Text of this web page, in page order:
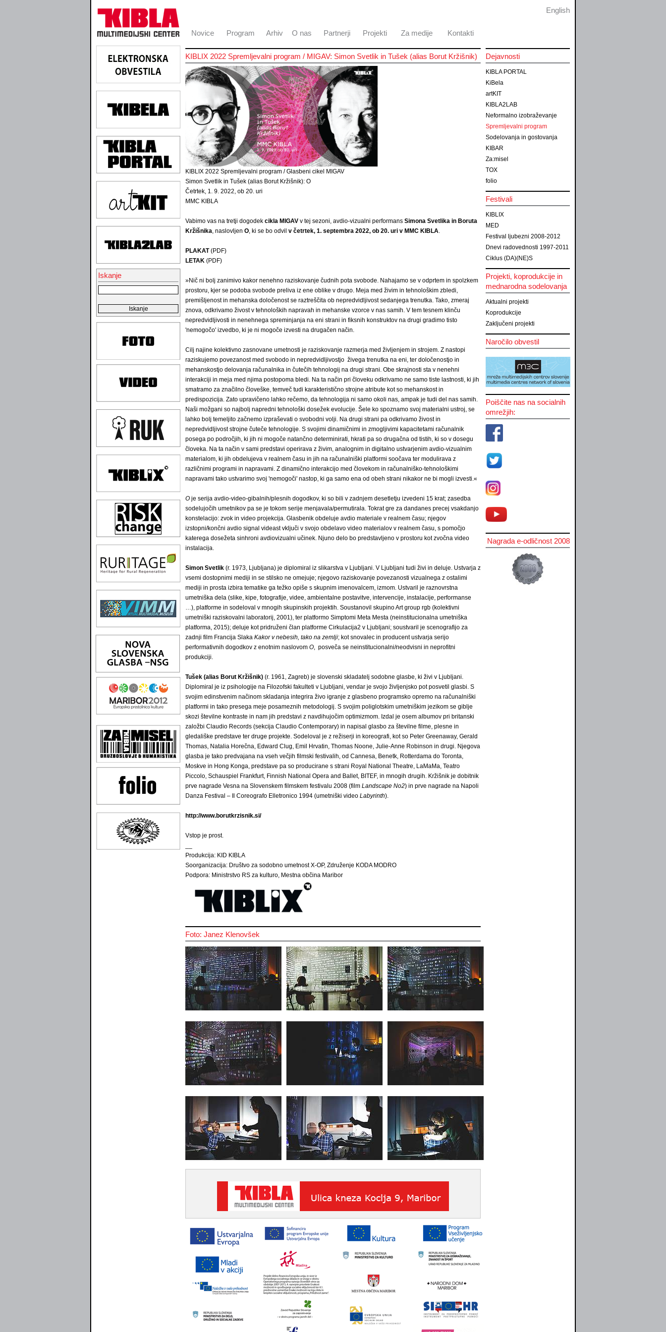
Novice Program Arhiv O nas Partnerji Projekti Za medije Kontakti
English
Iskanje
KIBLIX 2022 Spremljevalni program / MIGAV: Simon Svetlik in Tušek (alias Borut Kržišnik)
KIBLIX 2022 Spremljevalni program / Glasbeni cikel MIGAV
Simon Svetlik in Tušek (alias Borut Kržišnik): O
Četrtek, 1. 9. 2022, ob 20. uri
MMC KIBLA
Vabimo vas na tretji dogodek cikla MIGAV v tej sezoni, avdio-vizualni performans Simona Svetlika in Boruta
Kržišnika, naslovljen O, ki se bo odvil v četrtek, 1. septembra 2022, ob 20. uri v MMC KIBLA.
PLAKAT(PDF)
LETAK (PDF)
»Nič ni bolj zanimivo kakor nenehno raziskovanje čudnih pota svobode. Nahajamo se v odprtem in spolzkem
prostoru, kjer se podoba svobode preliva iz ene oblike v drugo. Meja med živim in tehnološkim zbledi,
premišljenost in mehanska določenost se raztreščita ob nepredvidljivost sedanjega trenutka. Tako, zmeraj
znova, odkrivamo živost v tehnoloških napravah in mehanske vzorce v nas samih. V tem tesnem klinču
nepredvidljivosti in nenehnega spreminjanja na eni strani in fiksnih konstruktov na drugi gradimo tisto
'nemogočo' izvedbo, ki je ni mogoče izvesti na drugačen način.
Cilj najine kolektivno zasnovane umetnosti je raziskovanje razmerja med življenjem in strojem. Z nastopi
raziskujemo povezanost med svobodo in nepredvidljivostjo živega trenutka na eni, ter določenostjo in
mehanskostjo delovanja računalnika in čutečih tehnologij na drugi strani. Obe skrajnosti sta v nenehni
interakciji in meja med njima postopoma bledi. Na ta način pri človeku odkrivamo ne samo tiste lastnosti, ki jih
smatramo za značilno človeške, temveč tudi karakteristično strojne atribute kot so mehanskost in
predispozicija. Zato upravičeno lahko rečemo, da tehnologija ni samo okoli nas, ampak je tudi del nas samih.
Naši možgani so najbolj napredni tehnološki dosežek evolucije. Šele ko spoznamo svoj materialni ustroj, se
lahko bolj temeljito začnemo izpraševati o svobodni volji. Na drugi strani pa odkrivamo živost in
nepredvidljivost strojne čuteče tehnologije. S svojimi dinamičnimi in zmogljivimi kapacitetami računalnik
posega po področjih, ki jih ni mogoče natančno determinirati, hkrati pa so drugačna od tistih, ki so v dosegu
človeka. Na ta način v sami predstavi operirava z živim, analognim in digitalno ustvarjenim avdio-vizualnim
materialom, ki jih obdelujeva v realnem času in jih na računalniški platformi soočava ter modulirava z
različnimi programi in napravami. Z dinamično interakcijo med človekom in računalniško-tehnološkimi
napravami tako ustvarimo svoj 'nemogoči' nastop, ki ga samo ena od obeh strani nikakor ne bi mogli izvesti.«
O je serija avdio-video-gibalnih/plesnih dogodkov, ki so bili v zadnjem desetletju izvedeni 15 krat; zasedba
sodelujočih umetnikov pa se je tokom serije menjavala/permutirala. Tokrat gre za dandanes precej vsakdanjo
konstelacijo: zvok in video projekcija. Glasbenik obdeluje avdio materiale v realnem času; njegov
izstopni/končni avdio signal videast vključi v svojo obdelavo video materialov v realnem času, s pomočjo
katerega dosežeta sinhroni avdiovizualni učinek. Njuno delo bo predstavljeno v prostoru kot zvočna video
instalacija.
Simon Svetlik (r. 1973, Ljubljana) je diplomiral iz slikarstva v Ljubljani. V Ljubljani tudi živi in deluje. Ustvarja z
vsemi dostopnimi mediji in se stilsko ne omejuje; njegovo raziskovanje povezanosti vizualnega z ostalimi
mediji in prosta izbira tematike ga težko opiše s skupnim imenovalcem, izmom. Ustvaril je raznovrstna
umetniška dela (slike, kipe, fotografije, videe, ambientalne postavitve, intervencije, instalacije, performanse
…), platforme in sodeloval v mnogih skupinskih projektih. Soustanovil skupino Art group rgb (kolektivni
umetniški raziskovalni laboratorij, 2001), ter platformo Simptomi Meta Mesta (neinstitucionalna umetniška
platforma, 2015); deluje kot pridruženi član platforme Cirkulacija2 v Ljubljani; soustvaril je scenografijo za
zadnji film Francija Slaka Kakor v nebesih, tako na zemlji; kot snovalec in producent ustvarja serijo
performativnih dogodkov z enotnim naslovom O, posveča se neinstitucionalni/neodvisni in neprofitni
produkciji.
Tušek (alias Borut Kržišnik) (r. 1961, Zagreb) je slovenski skladatelj sodobne glasbe, ki živi v Ljubljani.
Diplomiral je iz psihologije na Filozofski fakulteti v Ljubljani, vendar je svojo življenjsko pot posvetil glasbi. S
svojim edinstvenim načinom skladanja integrira živo igranje z glasbeno programsko opremo na računalniški
platformi in tako presega meje posameznih metodologij. S svojim poliglotskim umetniškim jezikom se giblje
skozi številne kontraste in nam jih predstavi z navdihujočim optimizmom. Izdal je osem albumov pri britanski
založbi Claudio Records (sekcija Claudio Contemporary) in napisal glasbo za številne filme, plesne in
gledališke predstave ter druge projekte. Sodeloval je z režiserji in koreografi, kot so Peter Greenaway, Gerald
Thomas, Natalia Horečna, Edward Clug, Emil Hrvatin, Thomas Noone, Julie-Anne Robinson in drugi. Njegova
glasba je tako predvajana na vseh večjih filmski festivalih, od Cannesa, Benetk, Rotterdama do Toronta,
Moskve in Hong Konga, predstave pa so producirane s strani Royal National Theatre, LaMaMa, Teatro
Piccolo, Schauspiel Frankfurt, Finnish National Opera and Ballet, BITEF, in mnogih drugih. Kržišnik je dobitnik
prve nagrade Vesna na Slovenskem filmskem festivalu 2008 (film Landscape No2) in prve nagrade na Napoli
Danza Festival – Il Coreografo Elletronico 1994 (umetniški video Labyrinth).
http://www.borutkrzisnik.si/
Vstop je prost.
Produkcija: KID KIBLA
Soorganizacija: Društvo za sodobno umetnost X-OP, Združenje KODA MODRO
Podpora: Ministrstvo RS za kulturo, Mestna občina Maribor
Foto: Janez Klenovšek
Dejavnosti
KIBLA PORTAL
KiBela
artKIT
KIBLA2LAB
Neformalno izobraževanje
Spremljevalni program
Sodelovanja in gostovanja
KIBAR
Za:misel
TOX
folio
Festivali
KIBLIX
MED
Festival ljubezni 2008-2012
Dnevi radovednosti 1997-2011
Ciklus (DA)(NE)S
Projekti, koprodukcije in
mednarodna sodelovanja
Aktualni projekti
Koprodukcije
Zaključeni projekti
Naročilo obvestil
Poiščite nas na socialnih
omrežjih:
Nagrada e-odličnost 2008